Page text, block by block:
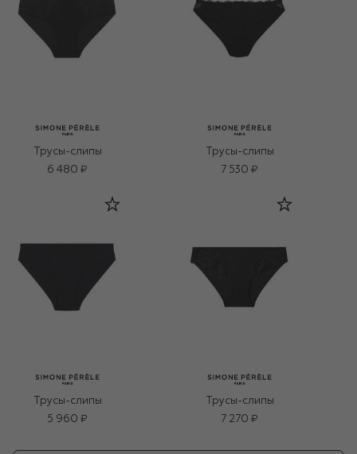
Трусы-слипы
6 480 ₽
Трусы-слипы
7 530 ₽
Трусы-слипы
5 960 ₽
Трусы-слипы
7 270 ₽